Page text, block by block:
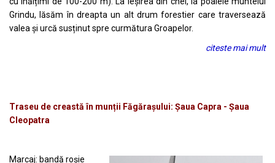
Grindu, lăsăm în dreapta un alt drum forestier care traversează
valea și urcă susținut spre curmătura Groapelor.
citeste mai mult
Traseu de creastă în munții Făgărașului: Șaua Capra - Șaua
Cleopatra
Marcaj: bandă roșie